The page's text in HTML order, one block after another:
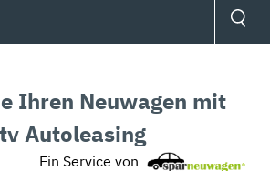
Ihren Neuwagen mit
Autoleasing
Ein Service von